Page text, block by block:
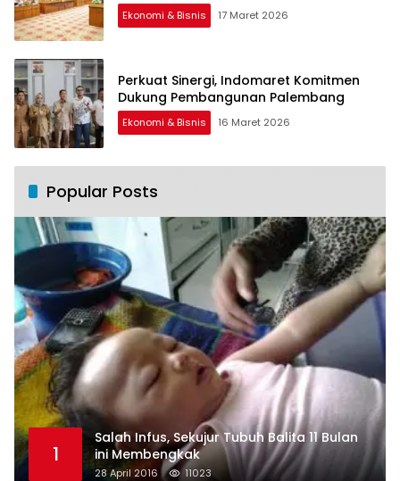
Ekonomi & Bisnis 17 Maret 2026
Perkuat Sinergi, Indomaret Komitmen
Dukung Pembangunan Palembang
Ekonomi & Bisnis 16 Maret 2026
Popular Posts
1
Salah Infus, Sekujur Tubuh Balita 11 Bulan
ini Membengkak
28 April 2016 11023